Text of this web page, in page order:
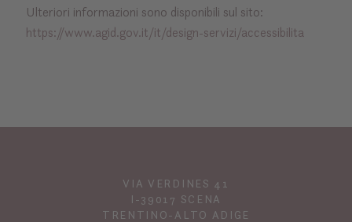
Ulteriori informazioni sono disponibili sul sito:
https://www.agid.gov.it/it/design-servizi/accessibilita
VIA VERDINES 41
I-39017 SCENA
TRENTINO-ALTO ADIGE